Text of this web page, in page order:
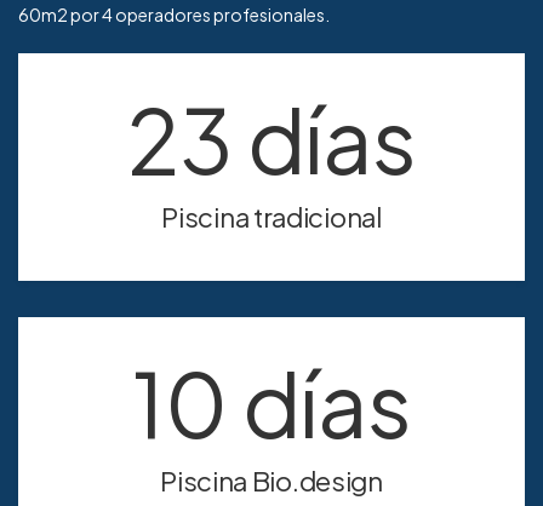
60m2 por 4 operadores profesionales.
23 días
Piscina tradicional
10 días
Piscina Bio.design